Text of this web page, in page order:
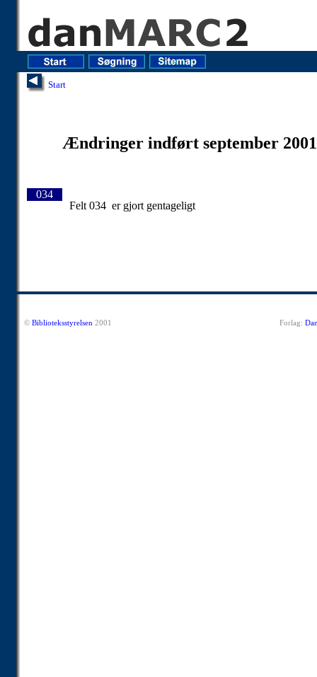
Start
Ændringer indført september 2001
034
Felt 034 er gjort gentageligt
© Biblioteksstyrelsen 2001 Forlag: